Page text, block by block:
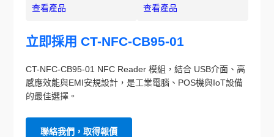
查看產品
查看產品
立即採用 CT-NFC-CB95-01
CT-NFC-CB95-01 NFC Reader 模組，結合 USB介面、高
感應效能與EMI安規設計，是工業電腦、POS機與IoT設備
的最佳選擇。
聯絡我們，取得報價